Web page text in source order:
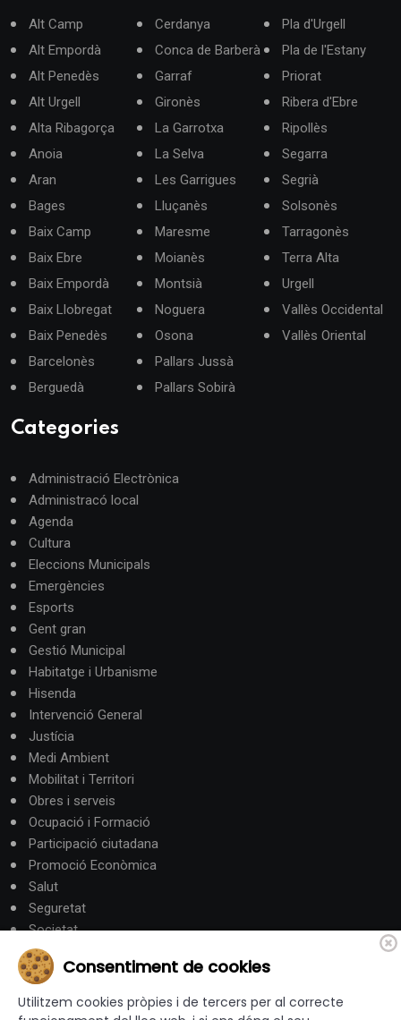
Alt Camp
Alt Empordà
Alt Penedès
Alt Urgell
Alta Ribagorça
Anoia
Aran
Bages
Baix Camp
Baix Ebre
Baix Empordà
Baix Llobregat
Baix Penedès
Barcelonès
Berguedà
Cerdanya
Conca de Barberà
Garraf
Gironès
La Garrotxa
La Selva
Les Garrigues
Lluçanès
Maresme
Moianès
Montsià
Noguera
Osona
Pallars Jussà
Pallars Sobirà
Pla d'Urgell
Pla de l'Estany
Priorat
Ribera d'Ebre
Ripollès
Segarra
Segrià
Solsonès
Tarragonès
Terra Alta
Urgell
Vallès Occidental
Vallès Oriental
Categories
Administració Electrònica
Administracó local
Agenda
Cultura
Eleccions Municipals
Emergències
Esports
Gent gran
Gestió Municipal
Habitatge i Urbanisme
Hisenda
Intervenció General
Justícia
Medi Ambient
Mobilitat i Territori
Obres i serveis
Ocupació i Formació
Participació ciutadana
Promoció Econòmica
Salut
Seguretat
Societat
Turisme
Altres Canals
Consentiment de cookies
Utilitzem cookies pròpies i de tercers per al correcte